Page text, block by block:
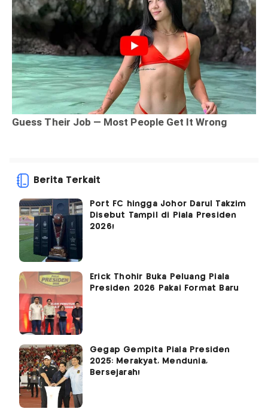
Berita Terkait
Port FC hingga Johor Darul Takzim
Disebut Tampil di Piala Presiden
2026!
Erick Thohir Buka Peluang Piala
Presiden 2026 Pakai Format Baru
Gegap Gempita Piala Presiden
2025: Merakyat, Mendunia,
Bersejarah!